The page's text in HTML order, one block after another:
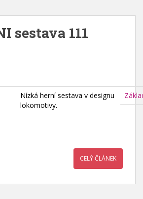
sestava 111
Nízká herní sestava v designu
lokomotivy.
CELÝ ČLÁNEK